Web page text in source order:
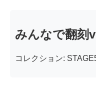
みんなで翻刻
コレクション: